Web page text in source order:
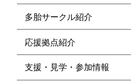
多胎サークル紹介
応援拠点紹介
支援・見学・参加情報